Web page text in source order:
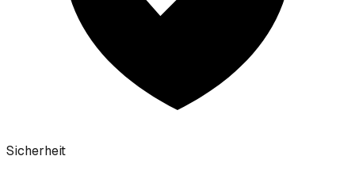
Sicherheit